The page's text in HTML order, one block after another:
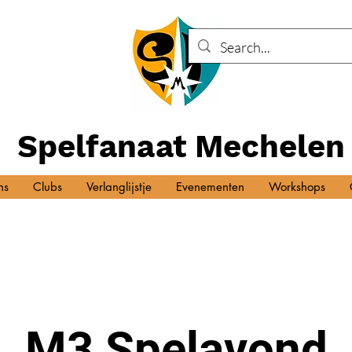
Spelfanaat Mechelen
Clubs Verlanglijstje Evenementen Workshops